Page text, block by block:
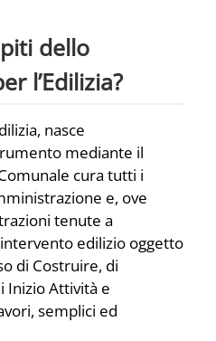
dello
l’Edilizia?
nasce
mediante il
cura tutti i
e, ove
tenute a
edilizio oggetto
di Costruire, di
Inizio Attività e
semplici ed